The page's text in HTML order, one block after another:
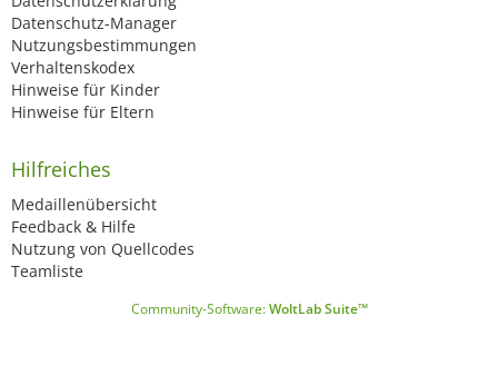
Datenschutz-Manager
Nutzungsbestimmungen
Verhaltenskodex
Hinweise für Kinder
Hinweise für Eltern
Hilfreiches
Medaillenübersicht
Feedback & Hilfe
Nutzung von Quellcodes
Teamliste
Community-Software:WoltLab Suite™